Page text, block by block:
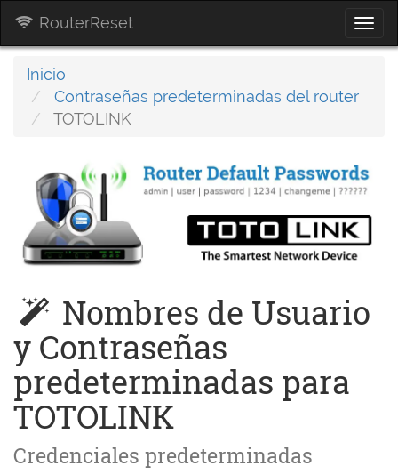
RouterReset
Inicio
Contraseñas predeterminadas del router
TOTOLINK
Nombres de Usuario
y Contraseñas
predeterminadas para
TOTOLINK
Credenciales predeterminadas